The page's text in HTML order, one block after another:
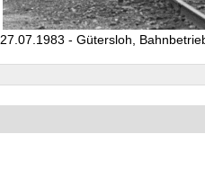
27.07.1983 - Gütersloh,